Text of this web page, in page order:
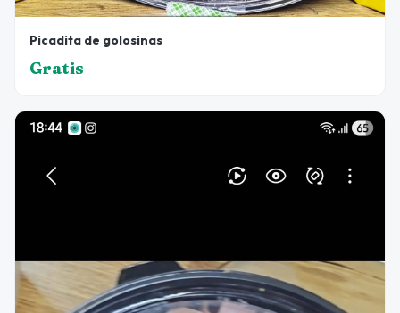
Picadita de golosinas
Gratis